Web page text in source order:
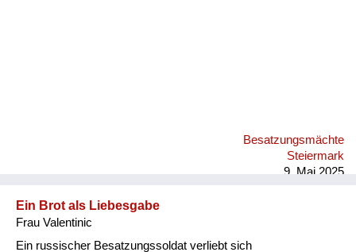
Besatzungsmächte
Steiermark
9. Mai 2025
Ein Brot als Liebesgabe
Frau Valentinic
Ein russischer Besatzungssoldat verliebt sich